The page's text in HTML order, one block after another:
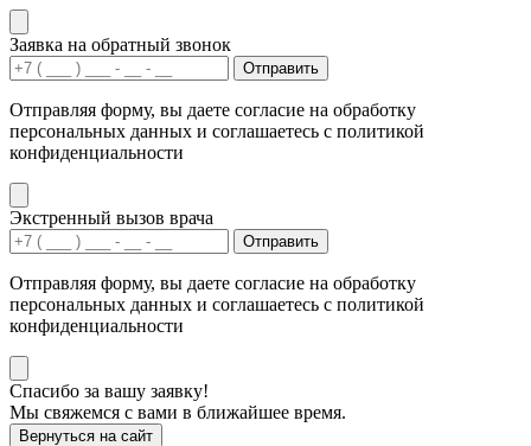
Заявка на обратный звонок
Отправить
Отправляя форму, вы даете согласие на обработку
персональных данных и соглашаетесь с политикой
конфиденциальности
Экстренный вызов врача
Отправить
Отправляя форму, вы даете согласие на обработку
персональных данных и соглашаетесь с политикой
конфиденциальности
Спасибо за вашу заявку!
Мы свяжемся с вами в ближайшее время.
Вернуться на сайт